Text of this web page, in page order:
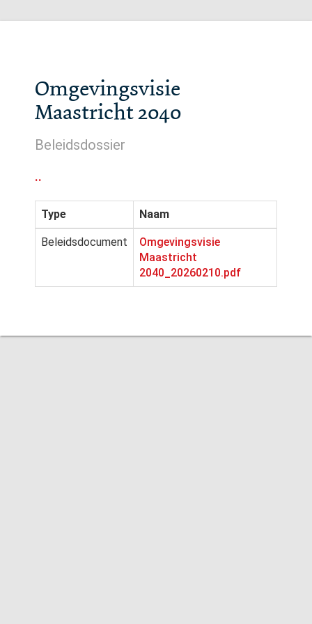
Omgevingsvisie
Maastricht 2040
Beleidsdossier
..
Type Naam
Beleidsdocument
Omgevingsvisie
Maastricht
2040_20260210.pdf